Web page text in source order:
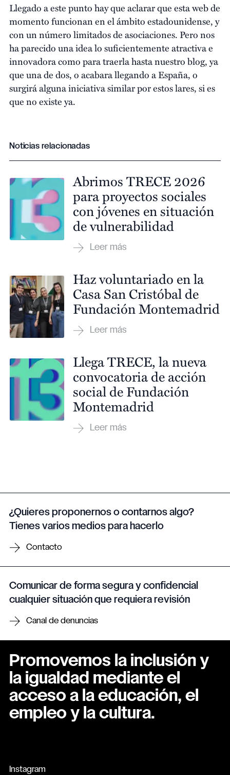
Llegado a este punto hay que aclarar que esta web de
momento funcionan en el ámbito estadounidense, y
con un número limitados de asociaciones. Pero nos
ha parecido una idea lo suficientemente atractiva e
innovadora como para traerla hasta nuestro blog, ya
que una de dos, o acabara llegando a España, o
surgirá alguna iniciativa similar por estos lares, si es
que no existe ya.
Noticias relacionadas
Abrimos TRECE 2026
para proyectos sociales
con jóvenes en situación
de vulnerabilidad
Haz voluntariado en la
Casa San Cristóbal de
Fundación Montemadrid
Llega TRECE, la nueva
convocatoria de acción
social de Fundación
Montemadrid
¿Quieres proponernos o contarnos algo?
Tienes varios medios para hacerlo
Contacto
Comunicar de forma segura y confidencial
cualquier situación que requiera revisión
Canal de denuncias
Promovemos la inclusión y
la igualdad mediante el
acceso a la educación, el
empleo y la cultura.
Instagram